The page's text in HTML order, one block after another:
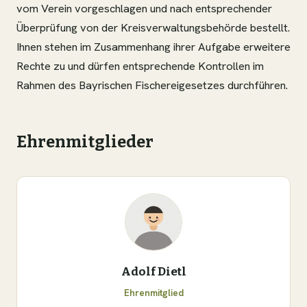
vom Verein vorgeschlagen und nach entsprechender
Überprüfung von der Kreisverwaltungsbehörde bestellt.
Ihnen stehen im Zusammenhang ihrer Aufgabe erweitere
Rechte zu und dürfen entsprechende Kontrollen im
Rahmen des Bayrischen Fischereigesetzes durchführen.
Ehrenmitglieder
Adolf Dietl
Ehrenmitglied